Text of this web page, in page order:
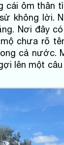
ôm thân
không lời.
Nơi đây
chưa rõ
cả nước.
lên một